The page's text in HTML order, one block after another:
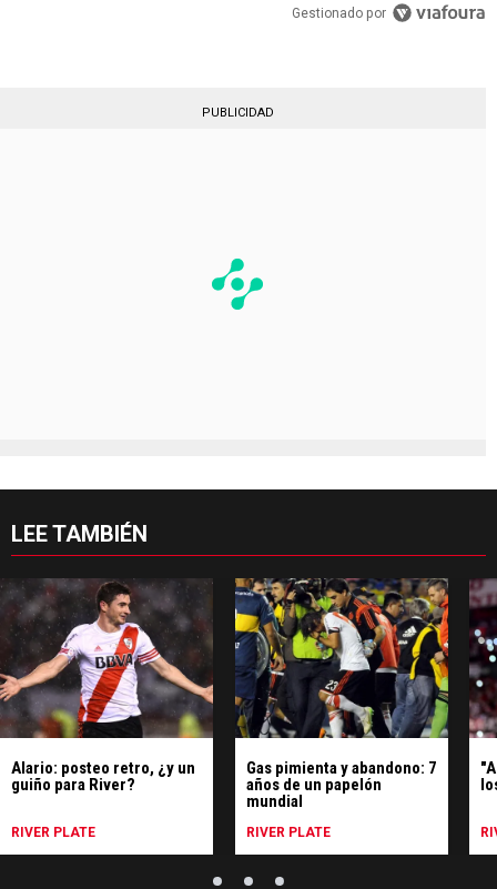
Gestionado por
PUBLICIDAD
LEE TAMBIÉN
Alario: posteo retro, ¿y un
guiño para River?
RIVER PLATE
Gas pimienta y abandono: 7
años de un papelón
mundial
RIVER PLATE